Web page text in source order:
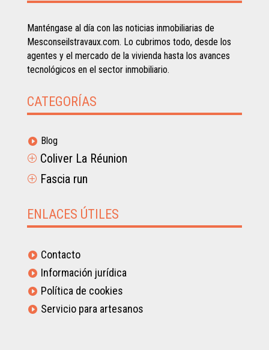
Manténgase al día con las noticias inmobiliarias de
Mesconseilstravaux.com. Lo cubrimos todo, desde los
agentes y el mercado de la vivienda hasta los avances
tecnológicos en el sector inmobiliario.
CATEGORÍAS
 Blog
P Coliver La Réunion
P Fascia run
ENLACES ÚTILES
 Contacto
 Información jurídica
 Política de cookies
 Servicio para artesanos